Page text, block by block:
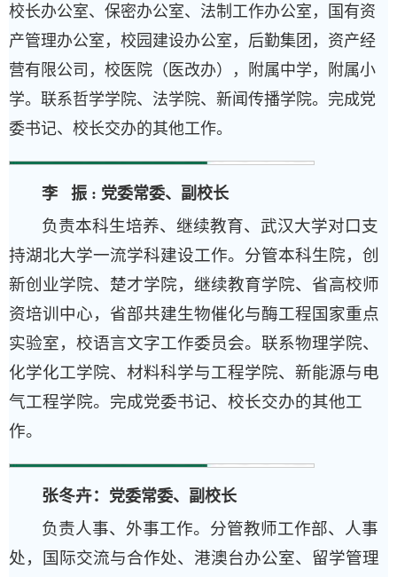
校长办公室、保密办公室、法制工作办公室，国有资
产管理办公室，校园建设办公室，后勤集团，资产经
营有限公司，校医院（医改办），附属中学，附属小
学。联系哲学学院、法学院、新闻传播学院。完成党
委书记、校长交办的其他工作。
李 振 : 党委常委、副校长
负责本科生培养、继续教育、武汉大学对口支
持湖北大学一流学科建设工作。分管本科生院，创
新创业学院、楚才学院，继续教育学院、省高校师
资培训中心，省部共建生物催化与酶工程国家重点
实验室，校语言文字工作委员会。联系物理学院、
化学化工学院、材料科学与工程学院、新能源与电
气工程学院。完成党委书记、校长交办的其他工
作。
张冬卉： 党委常委、副校长
负责人事、外事工作。分管教师工作部、人事
处，国际交流与合作处、港澳台办公室、留学管理